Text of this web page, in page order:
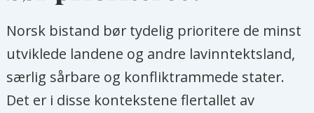
Norsk bistand bør tydelig prioritere de minst
utviklede landene og andre lavinntektsland,
særlig sårbare og konfliktrammede stater.
Det er i disse kontekstene flertallet av